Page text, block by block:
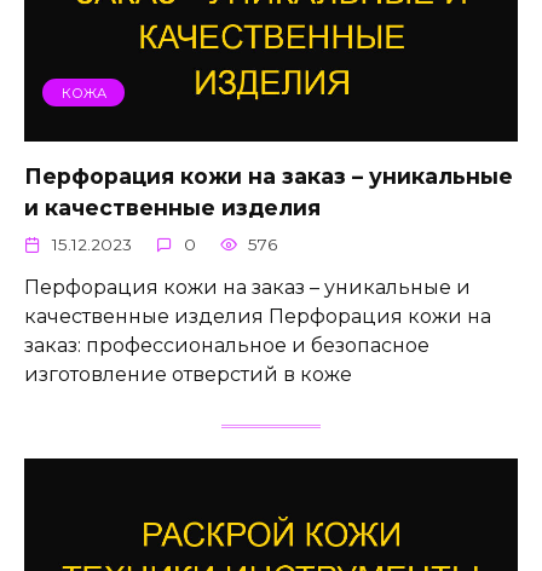
КОЖА
Перфорация кожи на заказ – уникальные
и качественные изделия
15.12.2023 0 576
Перфорация кожи на заказ – уникальные и
качественные изделия Перфорация кожи на
заказ: профессиональное и безопасное
изготовление отверстий в коже